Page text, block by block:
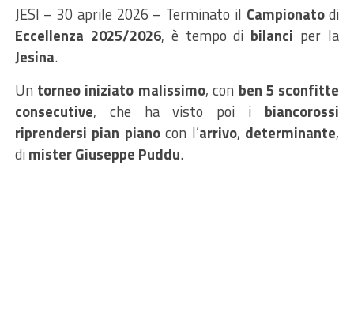
JESI – 30 aprile 2026 – Terminato il Campionatodi
Eccellenza 2025/2026, è tempo di bilanci per la
Jesina.
Un torneo iniziato malissimo, con ben 5 sconfitte
consecutive, che ha visto poi i biancorossi
riprendersi pian pianocon l’arrivo, determinante,
dimister Giuseppe Puddu.